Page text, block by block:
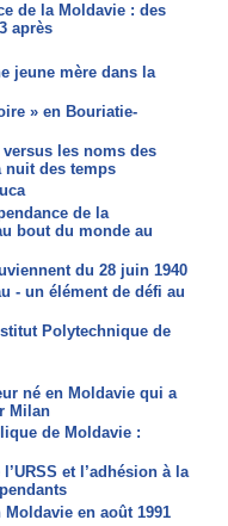
de la Moldavie : des
après
jeune mère dans la
» en Bouriatie-
les noms des
nuit des temps
de la
bout du monde au
du 28 juin 1940
- un élément de défi au
Polytechnique de
né en Moldavie qui a
Milan
de Moldavie :
et l’adhésion à la
en août 1991